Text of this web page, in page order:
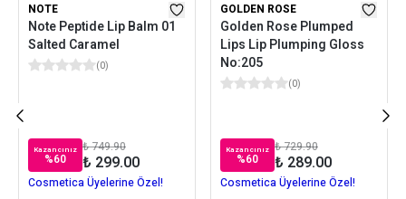
NOTE
Note Peptide Lip Balm 01
Salted Caramel
(0)
Kazancınız
%60
₺ 749.90
₺ 299.00
Cosmetica Üyelerine Özel!
GOLDEN ROSE
Golden Rose Plumped
Lips Lip Plumping Gloss
No:205
(0)
Kazancınız
%60
₺ 729.90
₺ 289.00
Cosmetica Üyelerine Özel!